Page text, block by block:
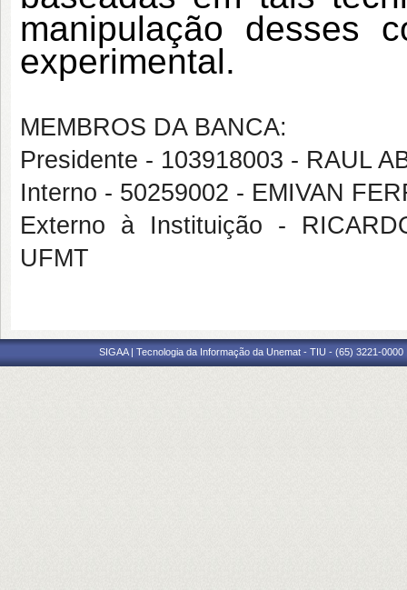
manipulação desses
experimental.
MEMBROS DA BANCA:
Presidente - 103918003 - RAUL
Interno - 50259002 - EMIVAN
Externo à Instituição -
UFMT
SIGAA | Tecnologia da Informação da Unemat - TIU - (65) 3221-